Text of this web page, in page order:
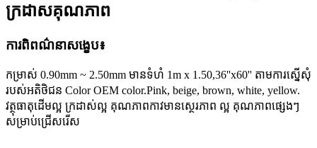
ក្រដាសគុណភាព
ការពិពណ៌នាសង្ខេប៖
កម្រាស់ 0.90mm ~ 2.50mm មានទំហំ 1m x 1.50,36''x60'' តាមការស្នើសុំ
របស់អតិថិជន Color OEM color.Pink, beige, brown, white, yellow.
វត្ថុធាតុដើមល្អ ក្រដាស់ល្អ គុណភាពកាវមានស្ថេរភាព ល្អ គុណភាពផ្សេងៗ
សម្រាប់ជ្រើសរើស